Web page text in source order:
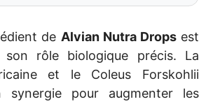
de Alvian Nutra Dropsest
son rôle biologique précis. La
et le Coleus Forskohlii
synergie pour augmenter les